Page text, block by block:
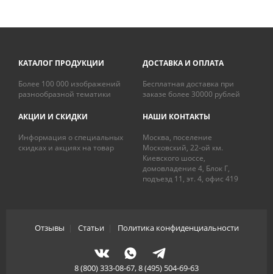
КАТАЛОГ ПРОДУКЦИИ
Более 100 000 изображений
разнообразной тематики
ДОСТАВКА И ОПЛАТА
Бесплатная доставка при
заказе более 30000 рублей
АКЦИИ И СКИДКИ
Информация о специальных
скидках и акциях на товар
НАШИ КОНТАКТЫ
Москва, поселение
Московский, 22-ой км.
Киевского шоссе,
домовладение 4, Блок Г,
подъезд 11, эт. 4, офис 419
Отзывы Статьи| Политика конфиденциальности
8 (800) 333-08-67, 8 (495) 504-69-63